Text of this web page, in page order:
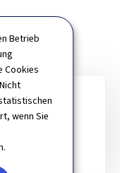
Betrieb
Cookies
wenn Sie